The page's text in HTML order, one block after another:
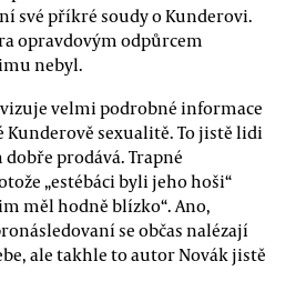
své příkré soudy o Kunderovi.
opravdovým odpůrcem
nebyl.
velmi podrobné informace
Kunderově sexualitě. To jistě lidi
prodává. Trapné
„estébáci byli jeho hoši“
měl hodně blízko“. Ano,
se občas nalézají
ale takhle to autor Novák jistě